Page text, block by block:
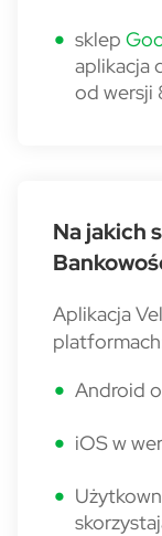
sklep
aplikacja
od wersji
Na jakich
Aplikacja
Android
iOS w